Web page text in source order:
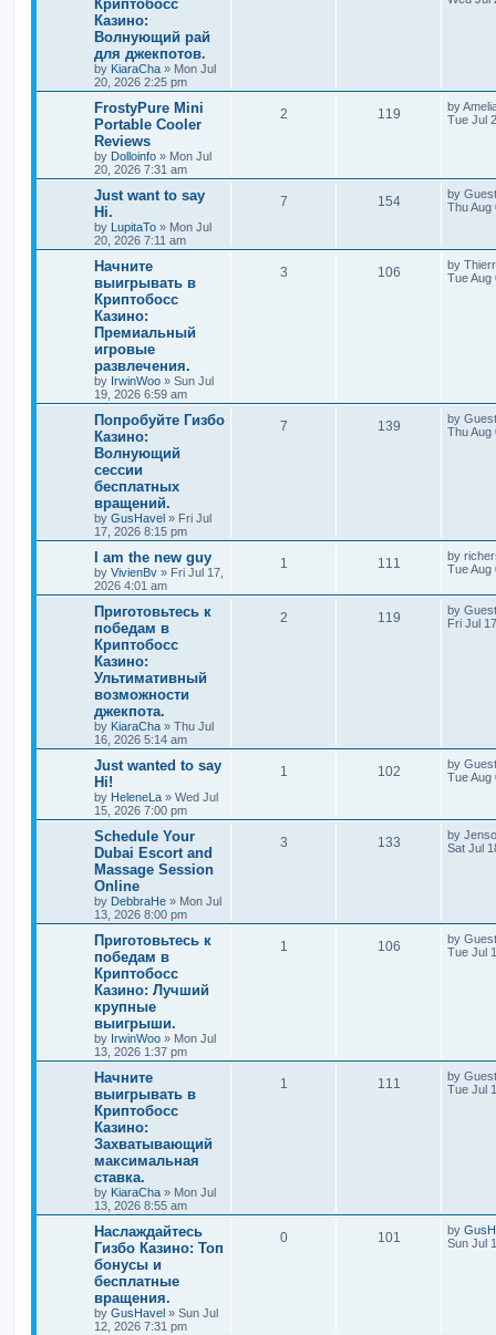
Криптобосс
Казино:
Волнующий рай
для джекпотов.
by KiaraCha » Mon Jul
20, 2026 2:25 pm
FrostyPure Mini
Portable Cooler
Reviews
by Dolloinfo » Mon Jul
20, 2026 7:31 am
2 119 by
Tue Jul
Just want to say
Hi.
by LupitaTo » Mon Jul
20, 2026 7:11 am
7 154 by Guest
Thu Aug
Начните
выигрывать в
Криптобосс
Казино:
Премиальный
игровые
развлечения.
by IrwinWoo » Sun Jul
19, 2026 6:59 am
3 106 by
Tue Aug
Попробуйте Гизбо
Казино:
Волнующий
сессии
бесплатных
вращений.
by GusHavel » Fri Jul
17, 2026 8:15 pm
7 139 by Guest
Thu Aug
I am the new guy
by VivienBv » Fri Jul 17,
2026 4:01 am
1 111 by
Tue Aug
Приготовьтесь к
победам в
Криптобосс
Казино:
Ультимативный
возможности
джекпота.
by KiaraCha » Thu Jul
16, 2026 5:14 am
2 119 by Guest
Fri Jul
Just wanted to say
Hi!
by HeleneLa » Wed Jul
15, 2026 7:00 pm
1 102 by Guest
Tue Aug
Schedule Your
Dubai Escort and
Massage Session
Online
by DebbraHe » Mon Jul
13, 2026 8:00 pm
3 133 by
Sat Jul
Приготовьтесь к
победам в
Криптобосс
Казино: Лучший
крупные
выигрыши.
by IrwinWoo » Mon Jul
13, 2026 1:37 pm
1 106 by Guest
Tue Jul
Начните
выигрывать в
Криптобосс
Казино:
Захватывающий
максимальная
ставка.
by KiaraCha » Mon Jul
13, 2026 8:55 am
1 111 by Guest
Tue Jul
Наслаждайтесь
Гизбо Казино: Топ
бонусы и
бесплатные
вращения.
by GusHavel » Sun Jul
12, 2026 7:31 pm
0 101 by
Sun Jul